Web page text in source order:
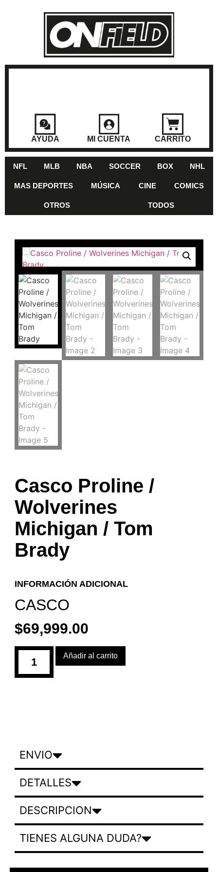
AYUDA MI CUENTA CARRITO
NFL MLB NBA SOCCER BOX NHL
MAS DEPORTES MÚSICA CINE COMICS
OTROS TODOS
Casco Proline /
Wolverines
Michigan / Tom
Brady
INFORMACIÓN ADICIONAL
CASCO
$69,999.00
Añadir al carrito
ENVIO
DETALLES
DESCRIPCION
TIENES ALGUNA DUDA?